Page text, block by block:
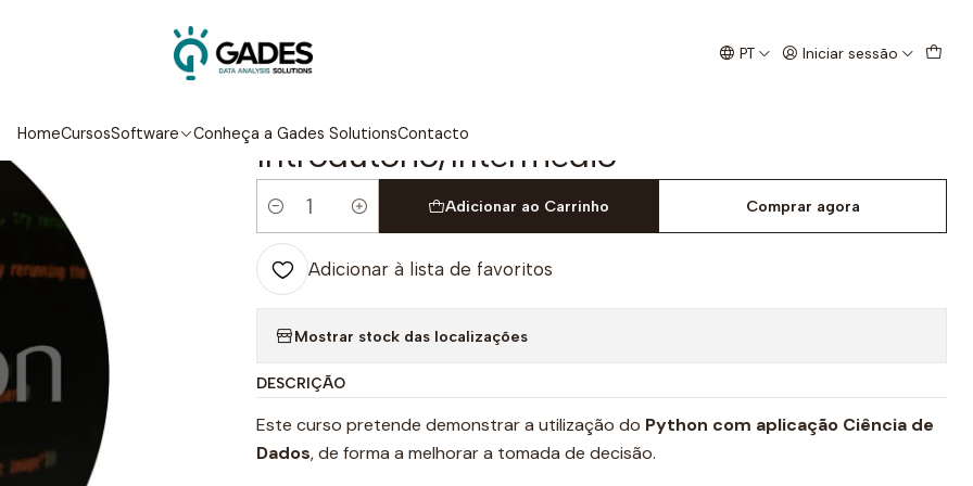
PT Iniciar sessão
HomeCursosSoftware Conheça a Gades SolutionsContacto
Python em Data Science - Nível Introdutório/Intermédio
Python em Data Science - Nível
Introdutório/Intermédio
Quantidade
Adicionar ao Carrinho Comprar agora
Adicionar à lista de favoritos
Mostrar stock das localizações
DESCRIÇÃO
Este curso pretende demonstrar a utilização do Python com aplicação Ciência de
Dados, de forma a melhorar a tomada de decisão.